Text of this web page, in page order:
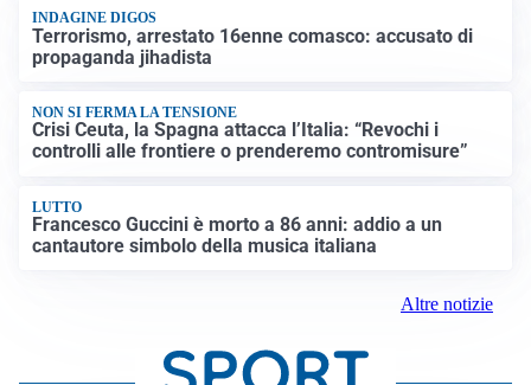
INDAGINE DIGOS
Terrorismo, arrestato 16enne comasco: accusato di
propaganda jihadista
NON SI FERMA LA TENSIONE
Crisi Ceuta, la Spagna attacca l’Italia: “Revochi i
controlli alle frontiere o prenderemo contromisure”
LUTTO
Francesco Guccini è morto a 86 anni: addio a un
cantautore simbolo della musica italiana
Altre notizie